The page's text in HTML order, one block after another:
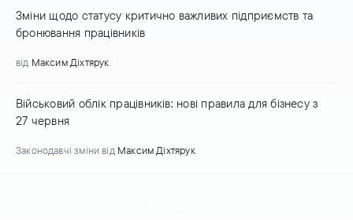
Зміни щодо статусу критично важливих підприємств та
бронювання працівників
від Максим Діхтярук
Військовий облік працівників: нові правила для бізнесу з
27 червня
Законодавчі зміни від Максим Діхтярук